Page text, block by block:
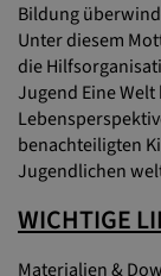
Bildung
Unter diesem
die
Jugend Eine Welt
benachteiligten
Jugendlichen
WICHTIGE
Materialien &